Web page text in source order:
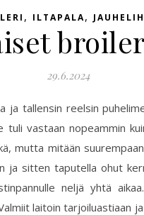
, ILTAPALA,
29.6.2024
ja tallensin reelsin
tuli vastaan nopeammin
mutta mitään
ja sitten taputella ohut
neljä yhtä
laitoin tarjoiluastiaan